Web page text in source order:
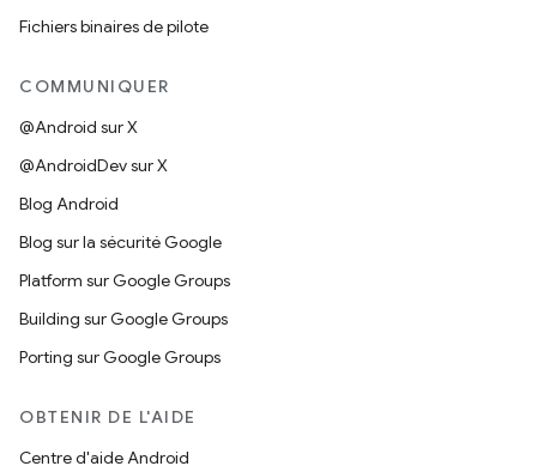
Fichiers binaires de pilote
COMMUNIQUER
@Android sur X
@AndroidDev sur X
Blog Android
Blog sur la sécurité Google
Platform sur Google Groups
Building sur Google Groups
Porting sur Google Groups
OBTENIR DE L'AIDE
Centre d'aide Android